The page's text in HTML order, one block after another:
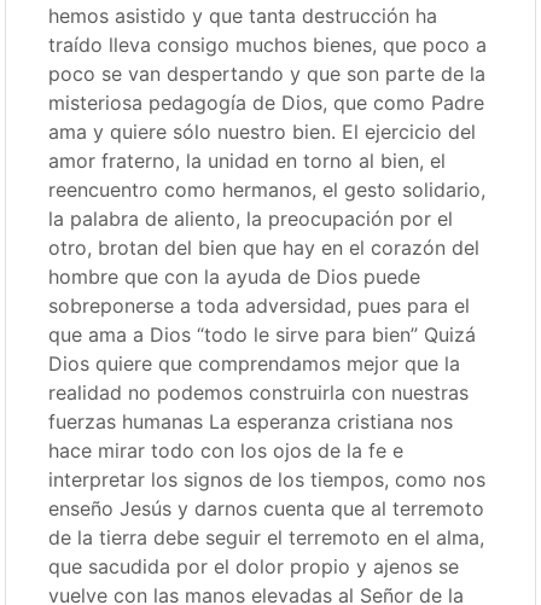
hemos asistido y que tanta destrucción ha
traído lleva consigo muchos bienes, que poco a
poco se van despertando y que son parte de la
misteriosa pedagogía de Dios, que como Padre
ama y quiere sólo nuestro bien. El ejercicio del
amor fraterno, la unidad en torno al bien, el
reencuentro como hermanos, el gesto solidario,
la palabra de aliento, la preocupación por el
otro, brotan del bien que hay en el corazón del
hombre que con la ayuda de Dios puede
sobreponerse a toda adversidad, pues para el
que ama a Dios “todo le sirve para bien” Quizá
Dios quiere que comprendamos mejor que la
realidad no podemos construirla con nuestras
fuerzas humanas La esperanza cristiana nos
hace mirar todo con los ojos de la fe e
interpretar los signos de los tiempos, como nos
enseño Jesús y darnos cuenta que al terremoto
de la tierra debe seguir el terremoto en el alma,
que sacudida por el dolor propio y ajenos se
vuelve con las manos elevadas al Señor de la